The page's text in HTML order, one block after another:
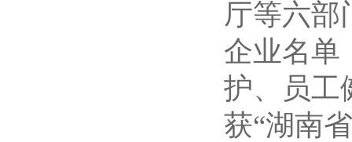
厅等六部
企业名单
护、员工
获“湖南